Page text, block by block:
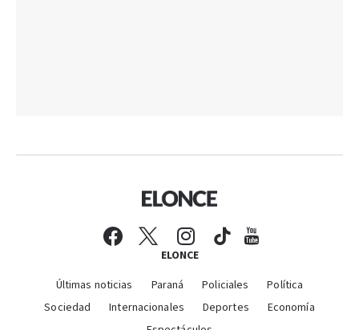
ELONCE
Últimas noticias Paraná Policiales
Política
Sociedad
Internacionales Deportes
Economía